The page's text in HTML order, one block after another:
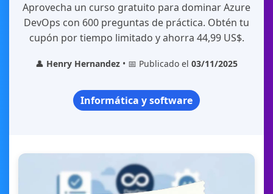
Aprovecha un curso gratuito para dominar Azure
DevOps con 600 preguntas de práctica. Obtén tu
cupón por tiempo limitado y ahorra 44,99 US$.
👤 Henry Hernandez • 📅 Publicado el 03/11/2025
Informática y software